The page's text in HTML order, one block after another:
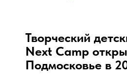
Творческий
Next Camp
Подмосковье в